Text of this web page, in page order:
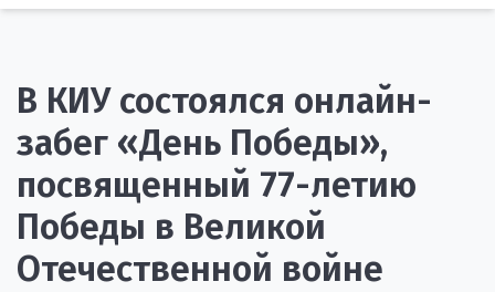
В КИУ состоялся онлайн-
забег «День Победы»,
посвященный 77-летию
Победы в Великой
Отечественной войне